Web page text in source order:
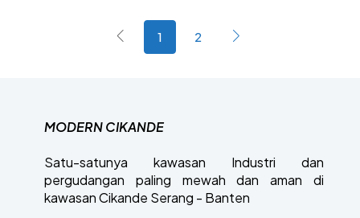
1 2
MODERN CIKANDE
Satu-satunya kawasan Industri dan
pergudangan paling mewah dan aman di
kawasan Cikande Serang - Banten